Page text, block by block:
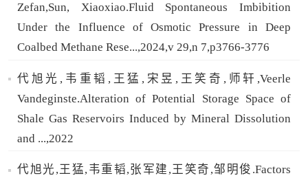
Zefan,Sun, Xiaoxiao.Fluid Spontaneous Imbibition
Under the Influence of Osmotic Pressure in Deep
Coalbed Methane Rese...,2024,v 29,n 7,p3766-3776
代旭光,韦重韬,王猛,宋昱,王笑奇,师轩,Veerle
Vandeginste.Alteration of Potential Storage Space of
Shale Gas Reservoirs Induced by Mineral Dissolution
and ...,2022
代旭光,王猛,韦重韬,张军建,王笑奇,邹明俊.Factors